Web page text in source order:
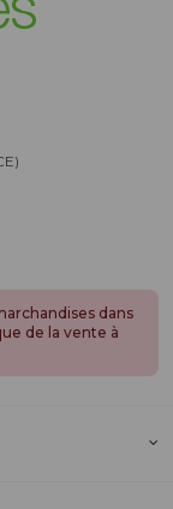
dans
de la vente à